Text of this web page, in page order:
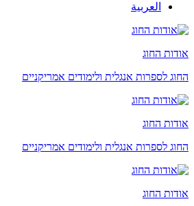
العربية
אודות החוג
החוג לספרות אנגלית ולימודים אמריקניים
אודות החוג
החוג לספרות אנגלית ולימודים אמריקניים
אודות החוג